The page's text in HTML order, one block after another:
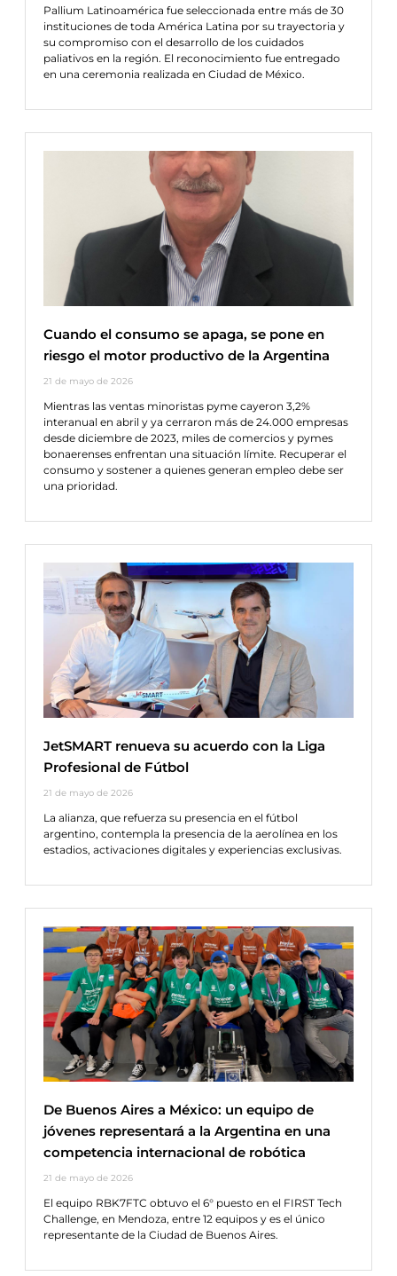
Pallium Latinoamérica fue seleccionada entre más de 30
instituciones de toda América Latina por su trayectoria y
su compromiso con el desarrollo de los cuidados
paliativos en la región. El reconocimiento fue entregado
en una ceremonia realizada en Ciudad de México.
Cuando el consumo se apaga, se pone en
riesgo el motor productivo de la Argentina
21 de mayo de 2026
Mientras las ventas minoristas pyme cayeron 3,2%
interanual en abril y ya cerraron más de 24.000 empresas
desde diciembre de 2023, miles de comercios y pymes
bonaerenses enfrentan una situación límite. Recuperar el
consumo y sostener a quienes generan empleo debe ser
una prioridad.
JetSMART renueva su acuerdo con la Liga
Profesional de Fútbol
21 de mayo de 2026
La alianza, que refuerza su presencia en el fútbol
argentino, contempla la presencia de la aerolínea en los
estadios, activaciones digitales y experiencias exclusivas.
De Buenos Aires a México: un equipo de
jóvenes representará a la Argentina en una
competencia internacional de robótica
21 de mayo de 2026
El equipo RBK7FTC obtuvo el 6° puesto en el FIRST Tech
Challenge, en Mendoza, entre 12 equipos y es el único
representante de la Ciudad de Buenos Aires.